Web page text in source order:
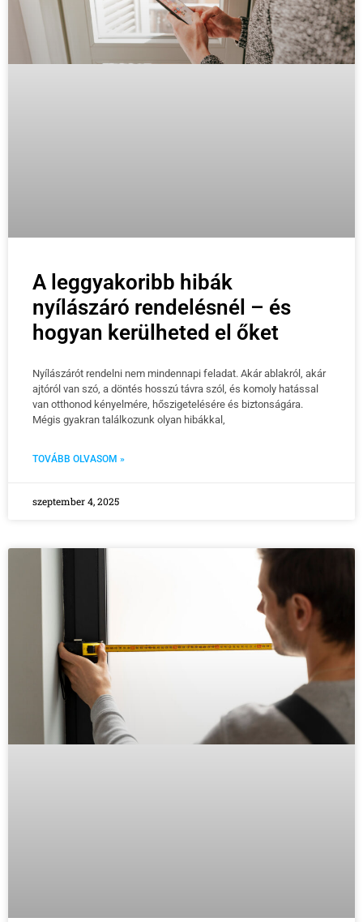
A leggyakoribb hibák
nyílászáró rendelésnél – és
hogyan kerülheted el őket
Nyílászárót rendelni nem mindennapi feladat. Akár ablakról, akár
ajtóról van szó, a döntés hosszú távra szól, és komoly hatással
van otthonod kényelmére, hőszigetelésére és biztonságára.
Mégis gyakran találkozunk olyan hibákkal,
TOVÁBB OLVASOM »
szeptember 4, 2025